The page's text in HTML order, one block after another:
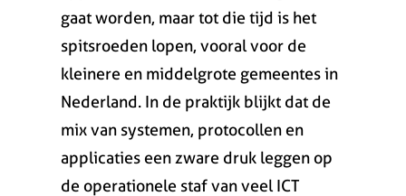
gaat worden, maar tot die tijd is het
spitsroeden lopen, vooral voor de
kleinere en middelgrote gemeentes in
Nederland. In de praktijk blijkt dat de
mix van systemen, protocollen en
applicaties een zware druk leggen op
de operationele staf van veel ICT